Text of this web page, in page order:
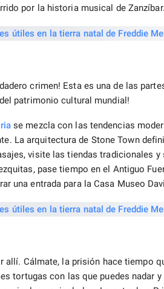
por la historia musical de Zanzíbar.
crimen! Esta es una de las
patrimonio cultural mundial!
se mezcla con las tendencias
La arquitectura de Stone Town
visite las tiendas tradicionales
pase tiempo en el Antiguo
una entrada para la Casa Museo
allí. Cálmate, la prisión hace tiempo
tortugas con las que puedes nadar